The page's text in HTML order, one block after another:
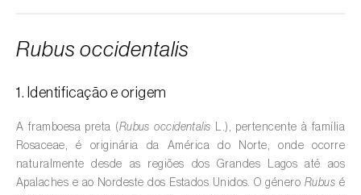
Ambientes aquáticos (
valas, canais, açudes, barragens e estações
de tratamento de águas residuais)
Ameixeira (Prunus domestica L.)
Rubus occidentalis
1. Identificação e origem
A framboesa preta (Rubus occidentalis L.), pertencente à família
Rosaceae, é originária da América do Norte, onde ocorre
naturalmente desde as regiões dos Grandes Lagos até aos
Apalaches e ao Nordeste dos Estados Unidos. O género Rubus é